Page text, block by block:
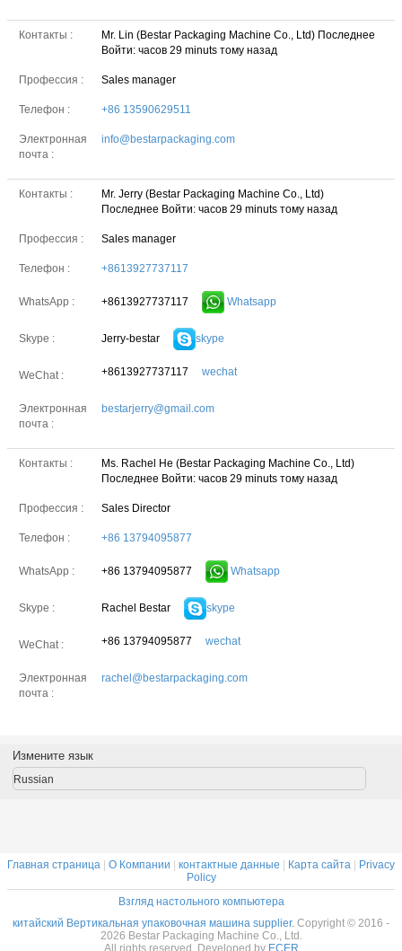
Контакты : Mr. Lin (Bestar Packaging Machine Co., Ltd) Последнее
Войти: часов 29 minuts тому назад
Профессия : Sales manager
Телефон : +86 13590629511
Электронная
почта :
info@bestarpackaging.com
Контакты :
Mr. Jerry (Bestar Packaging Machine Co., Ltd)
Последнее Войти: часов 29 minuts тому назад
Профессия : Sales manager
Телефон : +8613927737117
WhatsApp : +8613927737117 Whatsapp
Skype : Jerry-bestar skype
WeChat : +8613927737117 wechat
Электронная
почта :
bestarjerry@gmail.com
Контакты :
Ms. Rachel He (Bestar Packaging Machine Co., Ltd)
Последнее Войти: часов 29 minuts тому назад
Профессия : Sales Director
Телефон : +86 13794095877
WhatsApp : +86 13794095877 Whatsapp
Skype : Rachel Bestar skype
WeChat : +86 13794095877 wechat
Электронная
почта :
rachel@bestarpackaging.com
Измените язык
Russian
Главная страница О Компании контактные данные Карта сайта
Privacy
Policy
Взгляд настольного компьютера
китайский Вертикальная упаковочная машина supplier. Copyright © 2016 -
2026 Bestar Packaging Machine Co., Ltd.
All rights reserved. Developed by ECER